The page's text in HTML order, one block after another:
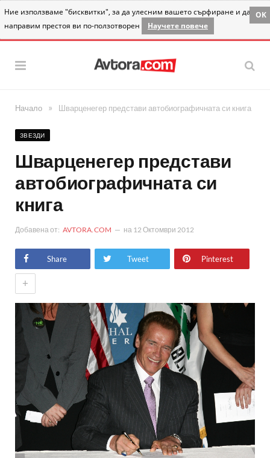
Ние използваме "бисквитки", за да улесним вашето сърфиране и да
направим престоя ви по-ползотворен
Научете повече
OK
Начало » Шварценегер представи автобиографичната си книга
ЗВЕЗДИ
Шварценегер представи
автобиографичната си
книга
Добавена от: AVTORA.COM на 12 Октомври 2012
Share Tweet Pinterest
+